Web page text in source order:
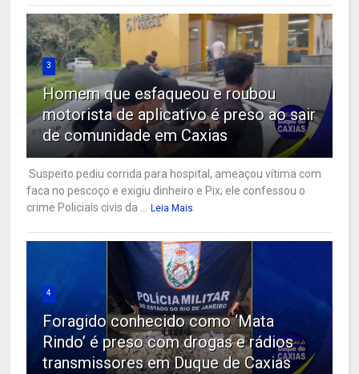
3
Homem que esfaqueou e roubou
motorista de aplicativo é preso ao sair
de comunidade em Caxias
Suspeito pediu corrida para hospital, ameaçou vítima com
faca no pescoço e exigiu dinheiro e Pix; ele confessou o
crime Policiais civis da ... Leia Mais
4
Foragido conhecido como ‘Mata
Rindo’ é preso com drogas e rádios
transmissores em Duque de Caxias